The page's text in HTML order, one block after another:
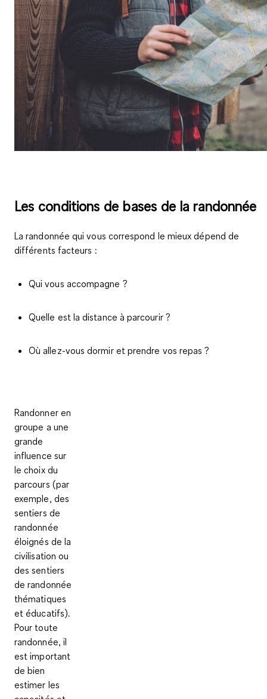
Les conditions de bases de la randonnée
La randonnée qui vous correspond le mieux dépend de
différents facteurs :
Qui vous accompagne ?
Quelle est la distance à parcourir ?
Où allez-vous dormir et prendre vos repas ?
Randonner en
groupe a une
grande
influence sur
le choix du
parcours (par
exemple, des
sentiers de
randonnée
éloignés de la
civilisation ou
des sentiers
de randonnée
thématiques
et éducatifs).
Pour toute
randonnée, il
est important
de bien
estimer les